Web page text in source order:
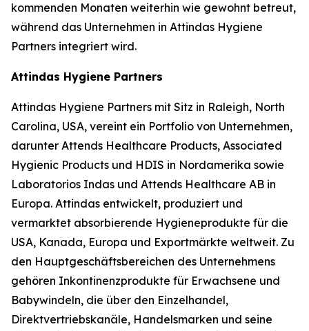
kommenden Monaten weiterhin wie gewohnt betreut,
während das Unternehmen in Attindas Hygiene
Partners integriert wird.
Attindas Hygiene Partners
Attindas Hygiene Partners mit Sitz in Raleigh, North
Carolina, USA, vereint ein Portfolio von Unternehmen,
darunter Attends Healthcare Products, Associated
Hygienic Products und HDIS in Nordamerika sowie
Laboratorios Indas und Attends Healthcare AB in
Europa. Attindas entwickelt, produziert und
vermarktet absorbierende Hygieneprodukte für die
USA, Kanada, Europa und Exportmärkte weltweit. Zu
den Hauptgeschäftsbereichen des Unternehmens
gehören Inkontinenzprodukte für Erwachsene und
Babywindeln, die über den Einzelhandel,
Direktvertriebskanäle, Handelsmarken und seine